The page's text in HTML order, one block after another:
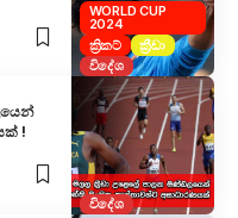
WORLD CUP
2024
ක්‍රිකට්
ක්‍රීඩා
විදේශ
විදේශ
!